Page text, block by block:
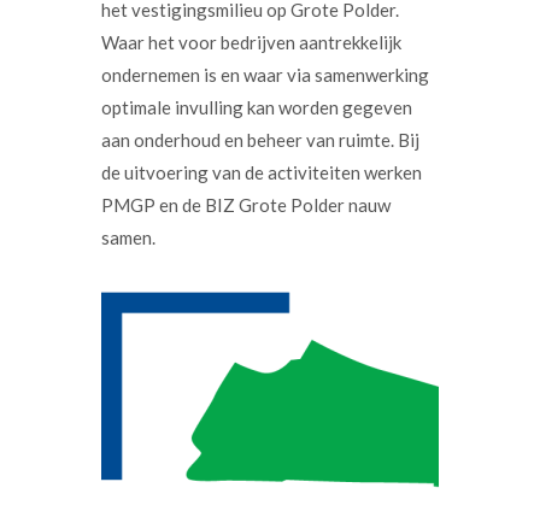
het vestigingsmilieu op Grote Polder.
Waar het voor bedrijven aantrekkelijk
ondernemen is en waar via samenwerking
optimale invulling kan worden gegeven
aan onderhoud en beheer van ruimte. Bij
de uitvoering van de activiteiten werken
PMGP en de BIZ Grote Polder nauw
samen.